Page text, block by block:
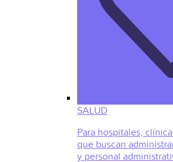
SALUD
Para hospitales,
que buscan
y personal